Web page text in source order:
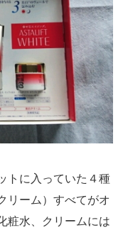
トに入っていた４種
リーム）すべてがオ
粧水、クリームには